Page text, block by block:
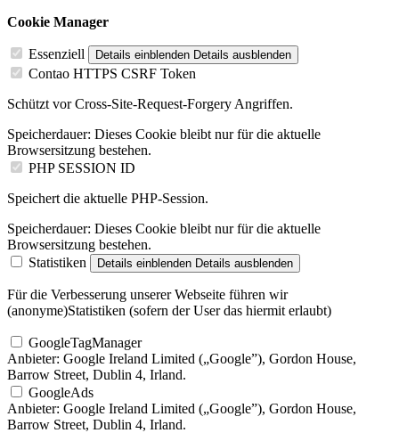
Cookie Manager
Essenziell Details einblenden Details ausblenden
Contao HTTPS CSRF Token
Schützt vor Cross-Site-Request-Forgery Angriffen.
Speicherdauer: Dieses Cookie bleibt nur für die aktuelle
Browsersitzung bestehen.
PHP SESSION ID
Speichert die aktuelle PHP-Session.
Speicherdauer: Dieses Cookie bleibt nur für die aktuelle
Browsersitzung bestehen.
Statistiken
Details einblenden Details ausblenden
Für die Verbesserung unserer Webseite führen wir
(anonyme)Statistiken (sofern der User das hiermit erlaubt)
GoogleTagManager
Anbieter: Google Ireland Limited („Google”), Gordon House,
Barrow Street, Dublin 4, Irland.
GoogleAds
Anbieter: Google Ireland Limited („Google”), Gordon House,
Barrow Street, Dublin 4, Irland.